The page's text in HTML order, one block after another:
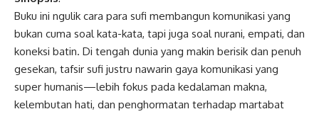
Buku ini ngulik cara para sufi membangun komunikasi yang
bukan cuma soal kata-kata, tapi juga soal nurani, empati, dan
koneksi batin. Di tengah dunia yang makin berisik dan penuh
gesekan, tafsir sufi justru nawarin gaya komunikasi yang
super humanis—lebih fokus pada kedalaman makna,
kelembutan hati, dan penghormatan terhadap martabat